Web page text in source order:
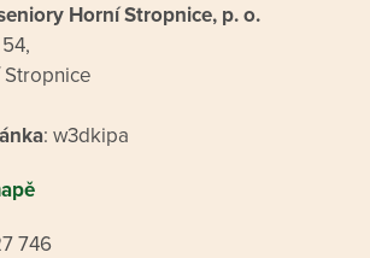
Horní Stropnice, p. o.
Stropnice
: w3dkipa
746